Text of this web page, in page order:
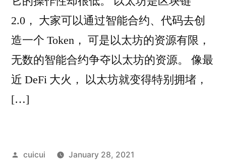
2.0， 大家可以通过智能合约、代码去创
造一个 Token， 可是以太坊的资源有限，
无数的智能合约争夺以太坊的资源。 像最
近 DeFi 大火， 以太坊就变得特别拥堵，
[…]
Posted
cuicui
January 28, 2021